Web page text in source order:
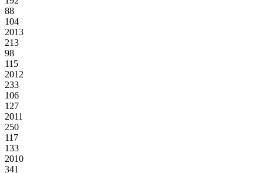
88
104
2013
213
98
115
2012
233
106
127
2011
250
117
133
2010
341